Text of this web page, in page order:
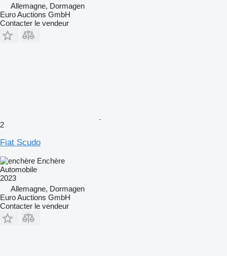
Allemagne, Dormagen
Euro Auctions GmbH
Contacter le vendeur
2
Fiat Scudo
Enchère
Automobile
2023
Allemagne, Dormagen
Euro Auctions GmbH
Contacter le vendeur